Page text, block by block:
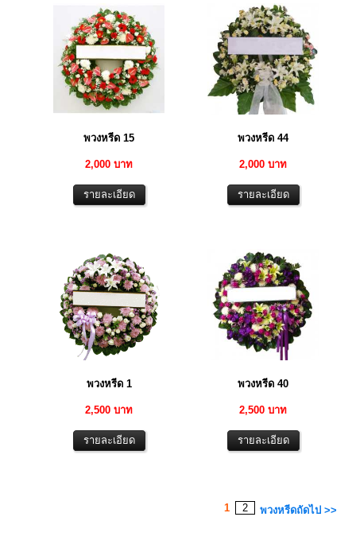
พวงหรีด 15
2,000 บาท
พวงหรีด 44
2,000 บาท
พวงหรีด 1
2,500 บาท
พวงหรีด 40
2,500 บาท
1 2 พวงหรีดถัดไป >>